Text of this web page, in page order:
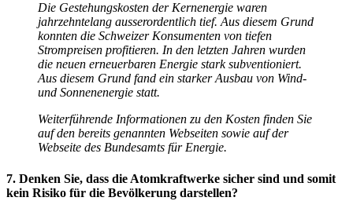
Die Gestehungskosten der Kernenergie waren
jahrzehntelang ausserordentlich tief. Aus diesem Grund
konnten die Schweizer Konsumenten von tiefen
Strompreisen profitieren. In den letzten Jahren wurden
die neuen erneuerbaren Energie stark subventioniert.
Aus diesem Grund fand ein starker Ausbau von Wind-
und Sonnenenergie statt.
Weiterführende Informationen zu den Kosten finden Sie
auf den bereits genannten Webseiten sowie auf der
Webseite des Bundesamts für Energie.
7. Denken Sie, dass die Atomkraftwerke sicher sind und somit
kein Risiko für die Bevölkerung darstellen?